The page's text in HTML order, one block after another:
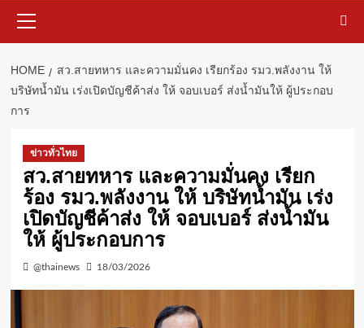
Menu
HOME
สว.สายทหาร และความมั่นคง เรียกร้อง รมว.พลังงาน ให้
บริษัทน้ำมัน เร่งเปิดบัญชีค้าส่ง ให้ จอบเบอร์ ส่งน้ำมันให้ ผู้ประกอบ
การ
ข่าวทั่วไทย
สว.สายทหาร และความมั่นคง เรียก
ร้อง รมว.พลังงาน ให้ บริษัทน้ำมัน เร่ง
เปิดบัญชีค้าส่ง ให้ จอบเบอร์ ส่งน้ำมัน
ให้ ผู้ประกอบการ
@thainews 18/03/2026